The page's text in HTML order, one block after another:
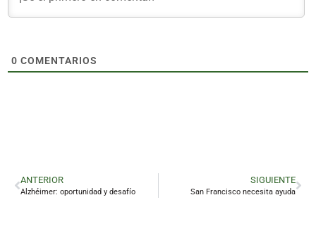
0 COMENTARIOS
ANTERIOR
Alzhéimer: oportunidad y desafío
SIGUIENTE
San Francisco necesita ayuda